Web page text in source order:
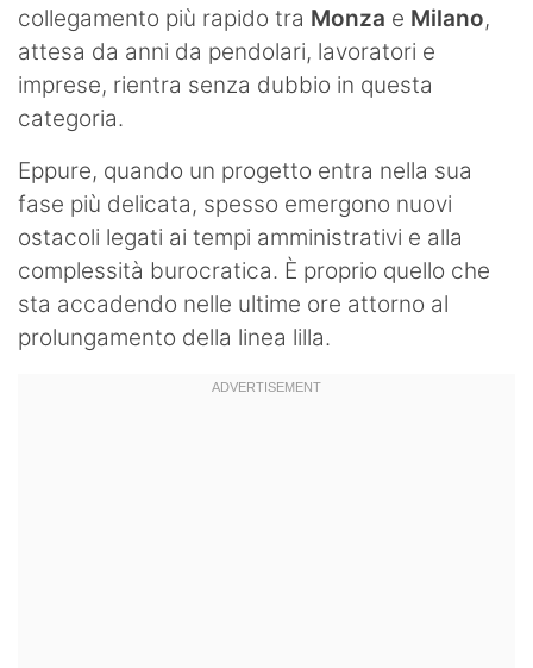
collegamento più rapido tra Monza e Milano,
attesa da anni da pendolari, lavoratori e
imprese, rientra senza dubbio in questa
categoria.
Eppure, quando un progetto entra nella sua
fase più delicata, spesso emergono nuovi
ostacoli legati ai tempi amministrativi e alla
complessità burocratica. È proprio quello che
sta accadendo nelle ultime ore attorno al
prolungamento della linea lilla.